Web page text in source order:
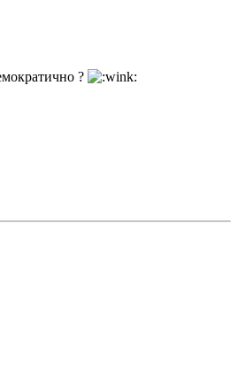
?